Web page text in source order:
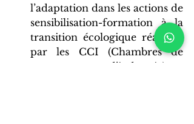
l’adaptation dans les actions de
sensibilisation-formation à la
transition écologique réalisées
par les CCI (Chambres de
commerce et d’industrie) et